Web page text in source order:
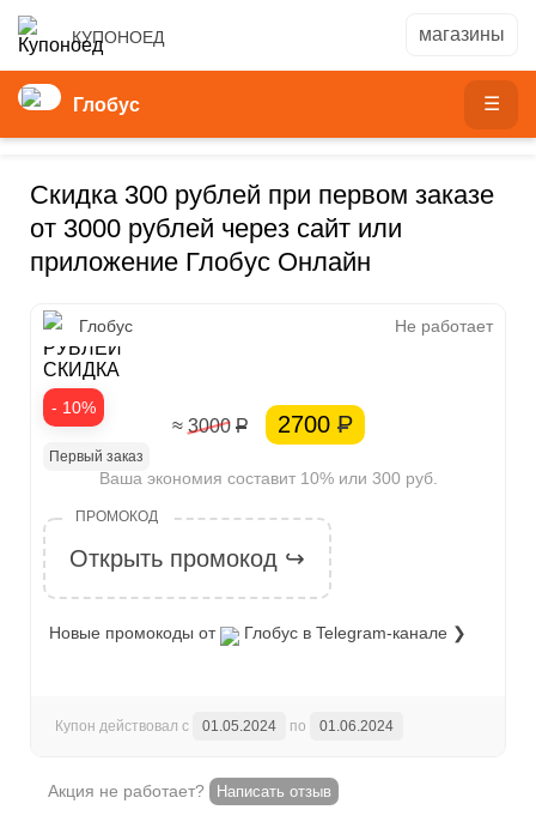
КУПОНОЕД
Глобус
Скидка 300 рублей при первом заказе
от 3000 рублей через сайт или
приложение Глобус Онлайн
- 10%
300
РУБЛЕЙ
СКИДКА
Глобус Не работает
≈ 3000 Р 2700 Р
Ваша экономия составит 10% или 300 руб.
Открыть промокод ↪
Новые промокоды от Глобус в Telegram-канале ❯
Первый заказ
Купон действовал с 01.05.2024 по 01.06.2024
Акция не работает? Написать отзыв